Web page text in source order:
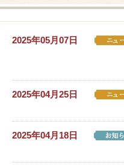
2025年05月07日
2025年04月25日
2025年04月18日